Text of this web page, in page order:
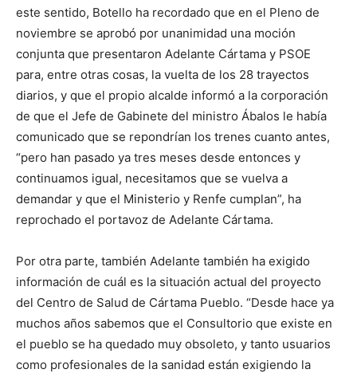
este sentido, Botello ha recordado que en el Pleno de
noviembre se aprobó por unanimidad una moción
conjunta que presentaron Adelante Cártama y PSOE
para, entre otras cosas, la vuelta de los 28 trayectos
diarios, y que el propio alcalde informó a la corporación
de que el Jefe de Gabinete del ministro Ábalos le había
comunicado que se repondrían los trenes cuanto antes,
“pero han pasado ya tres meses desde entonces y
continuamos igual, necesitamos que se vuelva a
demandar y que el Ministerio y Renfe cumplan”, ha
reprochado el portavoz de Adelante Cártama.
Por otra parte, también Adelante también ha exigido
información de cuál es la situación actual del proyecto
del Centro de Salud de Cártama Pueblo. “Desde hace ya
muchos años sabemos que el Consultorio que existe en
el pueblo se ha quedado muy obsoleto, y tanto usuarios
como profesionales de la sanidad están exigiendo la